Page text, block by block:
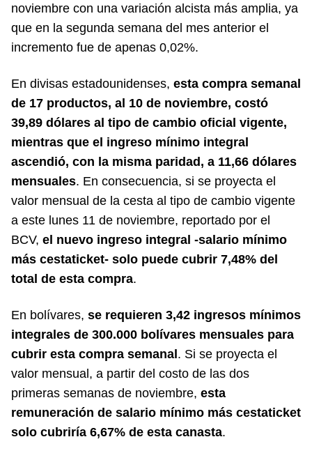
noviembre con una variación alcista más amplia, ya
que en la segunda semana del mes anterior el
incremento fue de apenas 0,02%.
En divisas estadounidenses, esta compra semanal
de 17 productos, al 10 de noviembre, costó
39,89 dólares al tipo de cambio oficial vigente,
mientras que el ingreso mínimo integral
ascendió, con la misma paridad, a 11,66 dólares
mensuales. En consecuencia, si se proyecta el
valor mensual de la cesta al tipo de cambio vigente
a este lunes 11 de noviembre, reportado por el
BCV, el nuevo ingreso integral -salario mínimo
más cestaticket- solo puede cubrir 7,48% del
total de esta compra.
En bolívares, se requieren 3,42 ingresos mínimos
integrales de 300.000 bolívares mensuales para
cubrir esta compra semanal. Si se proyecta el
valor mensual, a partir del costo de las dos
primeras semanas de noviembre, esta
remuneración de salario mínimo más cestaticket
solo cubriría 6,67% de esta canasta.